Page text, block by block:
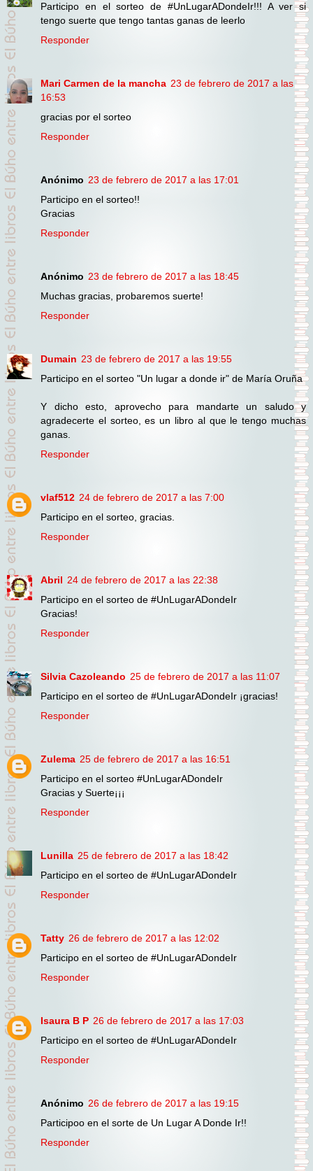
Participo en el sorteo de #UnLugarADondeIr!!! A ver si
tengo suerte que tengo tantas ganas de leerlo
Responder
Mari Carmen de la mancha 23 de febrero de 2017 a las
16:53
gracias por el sorteo
Responder
Anónimo 23 de febrero de 2017 a las 17:01
Participo en el sorteo!!
Gracias
Responder
Anónimo 23 de febrero de 2017 a las 18:45
Muchas gracias, probaremos suerte!
Responder
Dumain 23 de febrero de 2017 a las 19:55
Participo en el sorteo "Un lugar a donde ir" de María Oruña
Y dicho esto, aprovecho para mandarte un saludo y
agradecerte el sorteo, es un libro al que le tengo muchas
ganas.
Responder
vlaf512 24 de febrero de 2017 a las 7:00
Participo en el sorteo, gracias.
Responder
Abril 24 de febrero de 2017 a las 22:38
Participo en el sorteo de #UnLugarADondeIr
Gracias!
Responder
Silvia Cazoleando 25 de febrero de 2017 a las 11:07
Participo en el sorteo de #UnLugarADondeIr ¡gracias!
Responder
Zulema 25 de febrero de 2017 a las 16:51
Participo en el sorteo #UnLugarADondeIr
Gracias y Suerte¡¡¡
Responder
Lunilla 25 de febrero de 2017 a las 18:42
Participo en el sorteo de #UnLugarADondeIr
Responder
Tatty 26 de febrero de 2017 a las 12:02
Participo en el sorteo de #UnLugarADondeIr
Responder
Isaura B P 26 de febrero de 2017 a las 17:03
Participo en el sorteo de #UnLugarADondeIr
Responder
Anónimo 26 de febrero de 2017 a las 19:15
Participoo en el sorte de Un Lugar A Donde Ir!!
Responder